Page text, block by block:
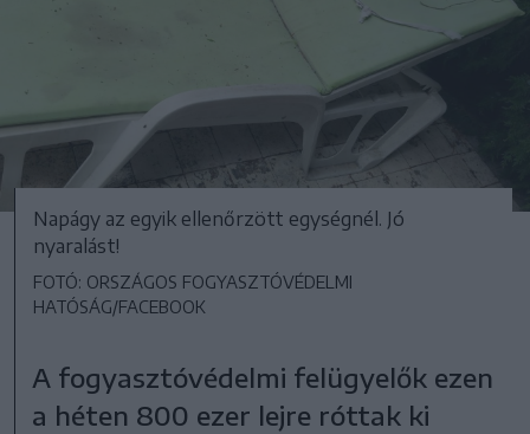
Napágy az egyik ellenőrzött egységnél. Jó
nyaralást!
FOTÓ: ORSZÁGOS FOGYASZTÓVÉDELMI
HATÓSÁG/FACEBOOK
A fogyasztóvédelmi felügyelők ezen
a héten 800 ezer lejre róttak ki